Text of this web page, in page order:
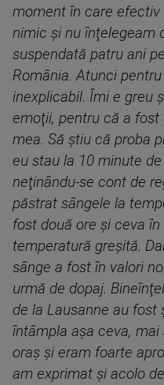
moment în care
nimic şi nu înţelegeam
suspendată patru ani
România. Atunci
inexplicabil. Îmi e greu
emoţii, pentru că a
mea. Să ştiu că proba
eu stau la 10 minute
neţinându-se cont de
păstrat sângele la
fost două ore şi ceva
temperatură greşită.
sânge a fost în valori
urmă de dopaj.
de la Lausanne au fost
întâmpla aşa ceva,
oraş şi eram foarte
am exprimat şi acolo